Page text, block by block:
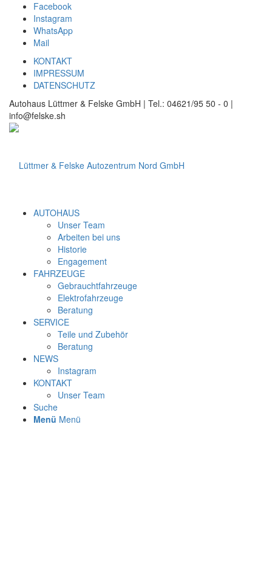
Facebook
Instagram
WhatsApp
Mail
KONTAKT
IMPRESSUM
DATENSCHUTZ
Autohaus Lüttmer & Felske GmbH | Tel.: 04621/95 50 - 0 |
info@felske.sh
AUTOHAUS
Unser Team
Arbeiten bei uns
Historie
Engagement
FAHRZEUGE
Gebrauchtfahrzeuge
Elektrofahrzeuge
Beratung
SERVICE
Teile und Zubehör
Beratung
NEWS
Instagram
KONTAKT
Unser Team
Suche
Menü Menü